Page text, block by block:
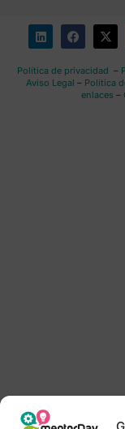
Política de privacidad –
Aviso Legal – Política
enlaces –